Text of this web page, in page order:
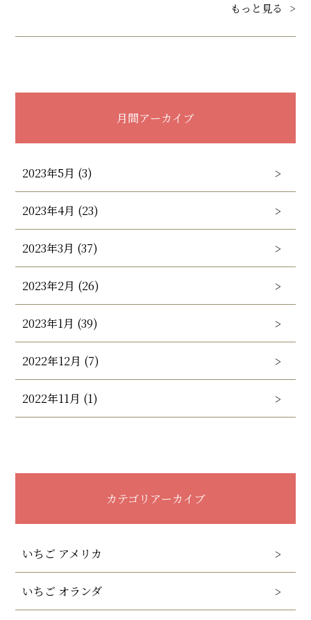
もっと見る >
月間アーカイブ
2023年5月 (3)
2023年4月 (23)
2023年3月 (37)
2023年2月 (26)
2023年1月 (39)
2022年12月 (7)
2022年11月 (1)
カテゴリアーカイブ
いちご アメリカ
いちご オランダ